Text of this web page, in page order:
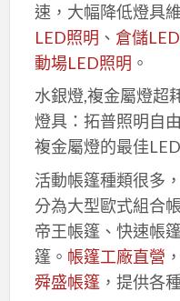
速，大幅降低燈具
LED照明 、 倉儲
動場LED照明 。
水銀燈,複金屬燈超
燈具：拓普照明自
複金屬燈的最佳
活動帳篷種類很多
分為大型歐式組合
帝王帳篷、快速帳
篷。 帳篷工廠直營
舜盛帳篷，提供各